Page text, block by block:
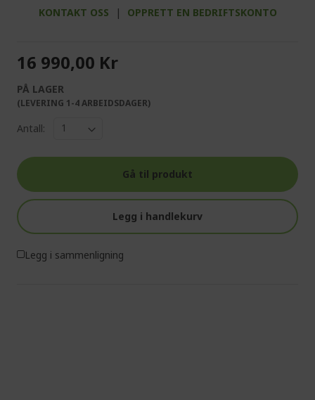
KONTAKT OSS | OPPRETT EN BEDRIFTSKONTO
16 990,00 Kr
PÅ LAGER
(LEVERING 1-4 ARBEIDSDAGER)
Antall:
Gå til produkt
Legg i handlekurv
Legg i sammenligning